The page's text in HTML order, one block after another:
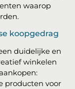
waarop
koopgedrag
duidelijke en
winkelen
producten voor